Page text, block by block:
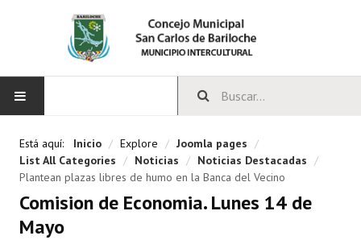
CONCEJO
Bloques Políticos
Está aquí: Inicio / Explore / Joomla pages /
List All Categories / Noticias / Noticias Destacadas /
Plantean plazas libres de humo en la Banca del Vecino
Comision de Economia. Lunes 14 de
Mayo